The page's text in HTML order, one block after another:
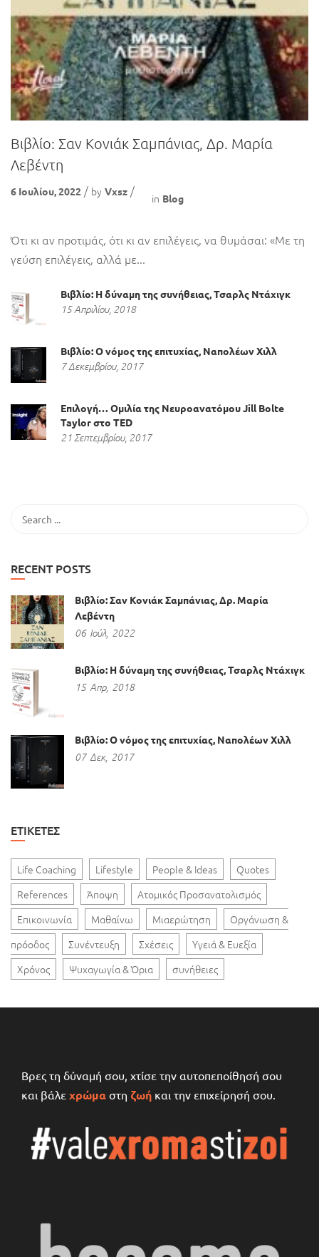
Βιβλίο: Σαν Κονιάκ Σαμπάνιας, Δρ. Μαρία
Λεβέντη
6 Ιουλίου, 2022 by Vxsz in Blog
Ότι κι αν προτιμάς, ότι κι αν επιλέγεις, να θυμάσαι: «Με τη
γεύση επιλέγεις, αλλά με...
Βιβλίο: Η δύναμη της συνήθειας, Τσαρλς Ντάχιγκ
15 Απριλίου, 2018
Βιβλίο: Ο νόμος της επιτυχίας, Ναπολέων Χιλλ
7 Δεκεμβρίου, 2017
Επιλογή… Ομιλία της Νευροανατόμου Jill Bolte
Taylor στο TED
21 Σεπτεμβρίου, 2017
RECENT POSTS
Βιβλίο: Σαν Κονιάκ Σαμπάνιας, Δρ. Μαρία
Λεβέντη
06 Ιούλ, 2022
Βιβλίο: Η δύναμη της συνήθειας, Τσαρλς Ντάχιγκ
15 Απρ, 2018
Βιβλίο: Ο νόμος της επιτυχίας, Ναπολέων Χιλλ
07 Δεκ, 2017
ΕΤΙΚΈΤΕΣ
Life Coaching Lifestyle People & Ideas
Quotes
References
Άποψη
Ατομικός Προσανατολισμός
Επικοινωνία
Μαθαίνω Μιαερώτηση
Οργάνωση &
πρόοδος
Συνέντευξη Σχέσεις
Υγειά & Ευεξία
Χρόνος
Ψυχαγωγία & Όρια συνήθειες
Βρες τη δύναμή σου, χτίσε την αυτοπεποίθησή σου
και βάλε χρώμα στη ζωή και την επιχείρησή σου.